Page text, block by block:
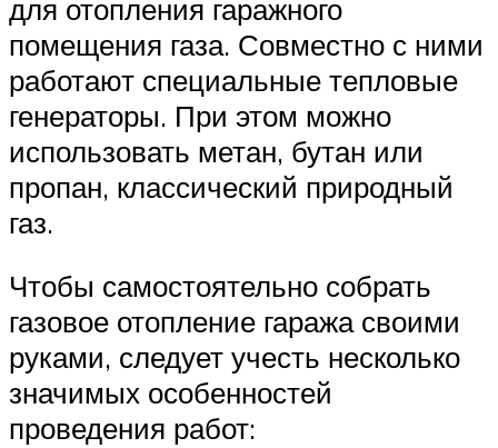
для отопления гаражного
помещения газа. Совместно с ними
работают специальные тепловые
генераторы. При этом можно
использовать метан, бутан или
пропан, классический природный
газ.
Чтобы самостоятельно собрать
газовое отопление гаража своими
руками, следует учесть несколько
значимых особенностей
проведения работ: